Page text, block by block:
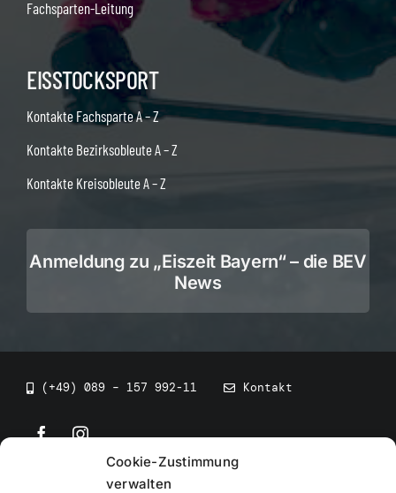
Cookie-Zustimmung
verwalten
Fachsparten-Leitung
EISSTOCKSPORT
Kontakte Fachsparte A – Z
Kontakte Bezirksobleute A – Z
Kontakte Kreisobleute A – Z
Anmeldung zu „Eiszeit Bayern“ – die BEV
News
(+49) 089 – 157 992-11 Kontakt
• BEV Bayerischer Eissportverband